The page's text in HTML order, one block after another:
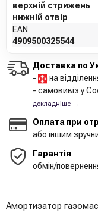
верхній стрижень
нижній отвір
EAN
4909500325544
Доставка по
-
на
- самовивіз у
докладніше →
Оплата при
або іншим
Гарантія
обмін/
Амортизатор